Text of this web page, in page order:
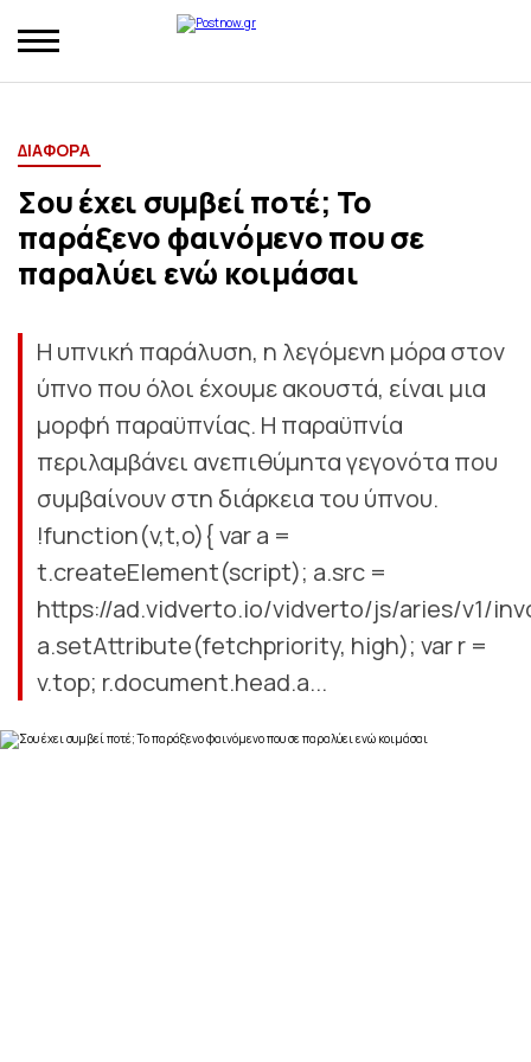
ΔΙΑΦΟΡΑ
Σου έχει συμβεί ποτέ; Το
παράξενο φαινόμενο που σε
παραλύει ενώ κοιμάσαι
Η υπνική παράλυση, η λεγόμενη μόρα στον
ύπνο που όλοι έχουμε ακουστά, είναι μια
μορφή παραϋπνίας. Η παραϋπνία
περιλαμβάνει ανεπιθύμητα γεγονότα που
συμβαίνουν στη διάρκεια του ύπνου.
!function(v,t,o){ var a =
t.createElement(script); a.src =
https://ad.vidverto.io/vidverto/js/aries/v1/
a.setAttribute(fetchpriority, high); var r =
v.top; r.document.head.a...